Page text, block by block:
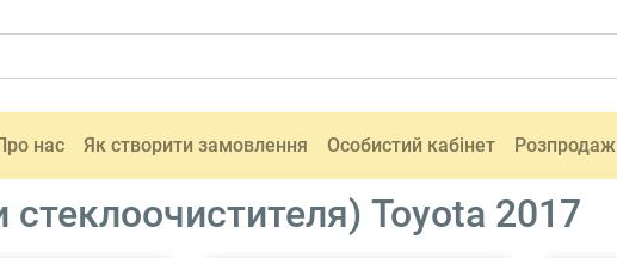
нас Як створити замовлення Особистий кабінет Розпродаж
Toyota 2017